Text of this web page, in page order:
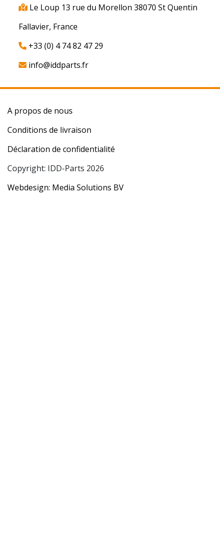
Le Loup 13 rue du Morellon 38070 St Quentin
Fallavier, France
+33 (0) 4 74 82 47 29
info@iddparts.fr
A propos de nous
Conditions de livraison
Déclaration de confidentialité
Copyright: IDD-Parts 2026
Webdesign: Media Solutions BV